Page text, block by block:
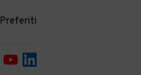
Preferiti